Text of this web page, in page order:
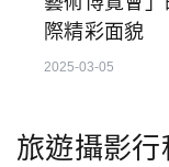
際精彩面貌
2025-03-05
旅遊攝影行